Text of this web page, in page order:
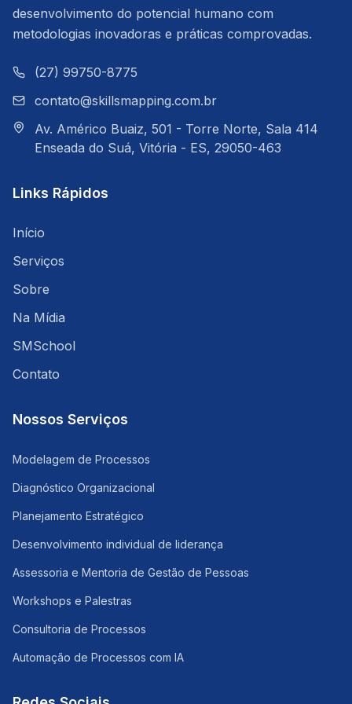
desenvolvimento do potencial humano com
metodologias inovadoras e práticas comprovadas.
(27) 99750-8775
contato@skillsmapping.com.br
Av. Américo Buaiz, 501 - Torre Norte, Sala 414
Enseada do Suá, Vitória - ES, 29050-463
Links Rápidos
Início
Serviços
Sobre
Na Mídia
SMSchool
Contato
Nossos Serviços
Modelagem de Processos
Diagnóstico Organizacional
Planejamento Estratégico
Desenvolvimento individual de liderança
Assessoria e Mentoria de Gestão de Pessoas
Workshops e Palestras
Consultoria de Processos
Automação de Processos com IA